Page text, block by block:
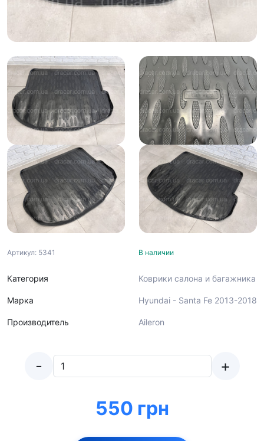
Артикул: 5341
Категория
Марка
Производитель
В наличии
Коврики салона и багажника
Hyundai - Santa Fe 2013-2018
Aileron
- +
550 грн